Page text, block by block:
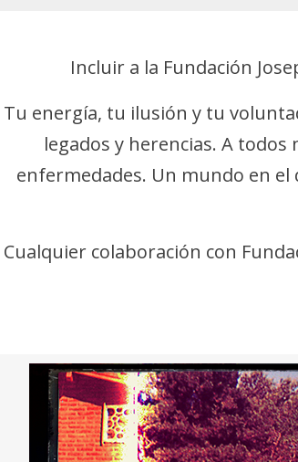
Incluir a la Fundación
Tu energía, tu ilusión y tu
legados y herencias. A
enfermedades. Un mundo en
Cualquier colaboración con